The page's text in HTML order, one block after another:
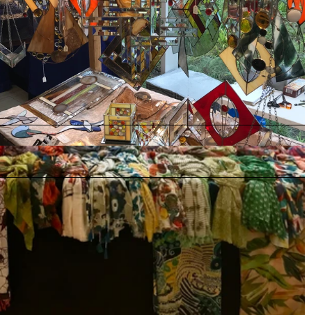
© Bad Zwischenahner Touristik GmbH |CC-BY-SA